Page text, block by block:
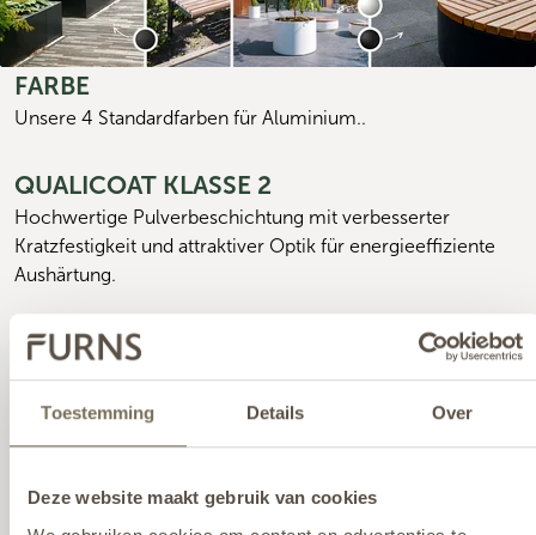
Toestemming Details Over
Deze website maakt gebruik van cookies
FARBE
Unsere 4 Standardfarben für Aluminium..
QUALICOAT KLASSE 2
Hochwertige Pulverbeschichtung mit verbesserter
Kratzfestigkeit und attraktiver Optik für energieeffiziente
Aushärtung.